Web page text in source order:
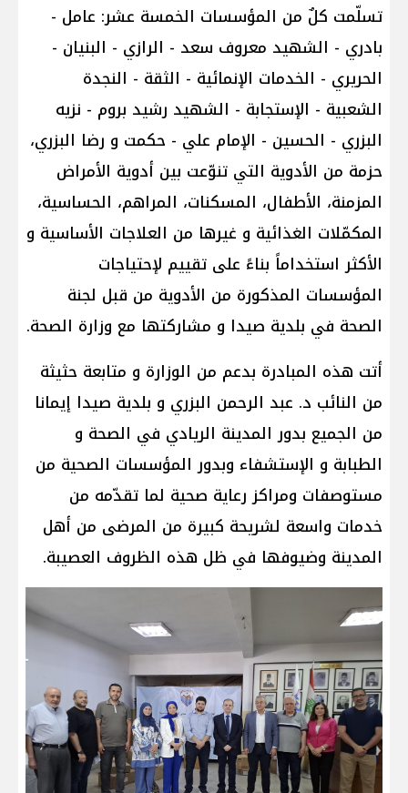
تسلّمت كلٌ من المؤسسات الخمسة عشر: عامل -
بادري - الشهيد معروف سعد - الرازي - البنيان -
الحريري - الخدمات الإنمائية - الثقة - النجدة
الشعبية - الإستجابة - الشهيد رشيد بروم - نزيه
البزري - الحسين - الإمام علي - حكمت و رضا البزري،
حزمة من الأدوية التي تنوّعت بين أدوية الأمراض
المزمنة، الأطفال، المسكنات، المراهم، الحساسية،
المكمّلات الغذائية و غيرها من العلاجات الأساسية و
الأكثر استخداماً بناءً على تقييم لإحتياجات
المؤسسات المذكورة من الأدوية من قبل لجنة
الصحة في بلدية صيدا و مشاركتها مع وزارة الصحة.
أتت هذه المبادرة بدعم من الوزارة و متابعة حثيثة
من النائب د. عبد الرحمن البزري و بلدية صيدا إيمانا
من الجميع بدور المدينة الريادي في الصحة و
الطبابة و الإستشفاء وبدور المؤسسات الصحية من
مستوصفات ومراكز رعاية صحية لما تقدّمه من
خدمات واسعة لشريحة كبيرة من المرضى من أهل
المدينة وضيوفها في ظل هذه الظروف العصيبة.